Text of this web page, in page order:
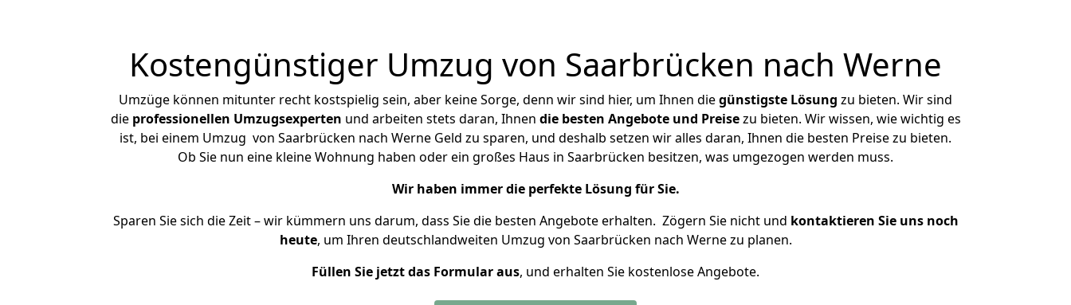
Kostengünstiger Umzug von Saarbrücken nach Werne
Umzüge können mitunter recht kostspielig sein, aber keine Sorge, denn wir sind hier, um Ihnen diegünstigste Lösung zu bieten. Wir sind
die professionellen Umzugsexperten und arbeiten stets daran, Ihnen die besten Angebote und Preisezu bieten. Wir wissen, wie wichtig es
ist, bei einem Umzug von Saarbrücken nach Werne Geld zu sparen, und deshalb setzen wir alles daran, Ihnen die besten Preise zu bieten.
Ob Sie nun eine kleine Wohnung haben oder ein großes Haus in Saarbrücken besitzen, was umgezogen werden muss.
Wir haben immer die perfekte Lösung für Sie.
Sparen Sie sich die Zeit – wir kümmern uns darum, dass Sie die besten Angebote erhalten. Zögern Sie nicht und kontaktieren Sie uns noch
heute, um Ihren deutschlandweiten Umzug von Saarbrücken nach Werne zu planen.
Füllen Sie jetzt das Formular aus, und erhalten Sie kostenlose Angebote.